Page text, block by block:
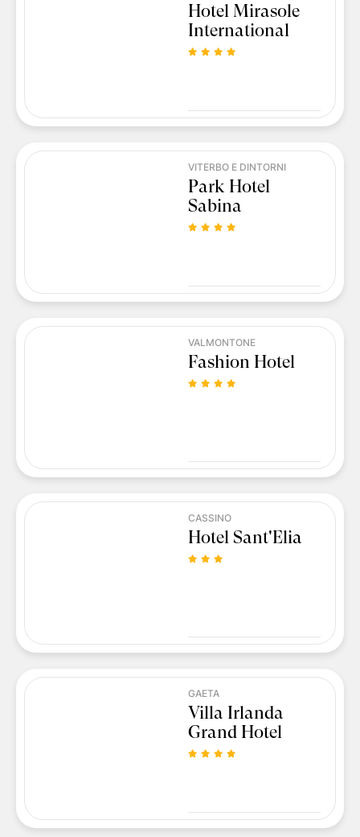
Hotel Mirasole
International
VITERBO E DINTORNI
Park Hotel
Sabina
VALMONTONE
Fashion Hotel
CASSINO
Hotel Sant'Elia
GAETA
Villa Irlanda
Grand Hotel